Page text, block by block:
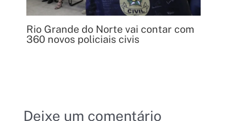
Rio Grande do Norte vai contar com
360 novos policiais civis
Deixe um comentário